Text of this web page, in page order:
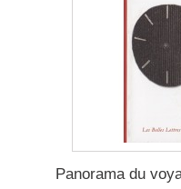
Panorama du